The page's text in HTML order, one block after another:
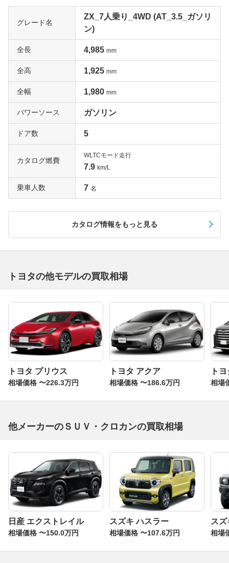
グレード名
ZX_7人乗り_4WD (AT_3.5_ガソリ
ン)
全長 4,985 mm
全高 1,925 mm
全幅 1,980 mm
パワーソース ガソリン
ドア数 5
カタログ燃費
WLTCモード走行
7.9 km/L
乗車人数 7 名
カタログ情報をもっと見る
トヨタの他モデルの買取相場
トヨタ プリウス
相場価格 〜226.3万円
トヨタ アクア
相場価格 〜186.6万円
ト
相場
他メーカーのＳＵＶ・クロカンの買取相場
日産 エクストレイル
相場価格 〜150.0万円
スズキ ハスラー
相場価格 〜107.6万円
ス
相場